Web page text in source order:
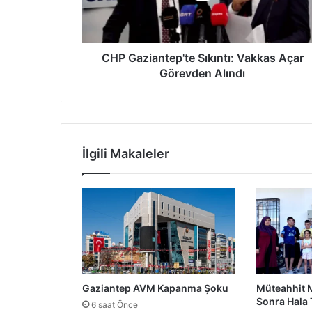
i
n
'
S
ı
k
ı
V
a
k
k
CHP Gaziantep'te Sıkıntı: Vakkas Açar
Görevden Alındı
İlgili Makaleler
Gaziantep AVM Kapanma Şoku
6 saat Önce
Müteahhit
Sonra Hala